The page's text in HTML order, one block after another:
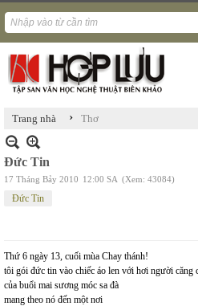
Trang nhà › Thơ
Đức Tin
17 Tháng Bảy 2010 12:00 SA (Xem: 43084)
Đức Tin
Thứ 6 ngày 13, cuối mùa Chay thánh!
tôi gói đức tin vào chiếc áo len với hơi người căng
của buổi mai sương móc sa đà
mang theo nó đến một nơi